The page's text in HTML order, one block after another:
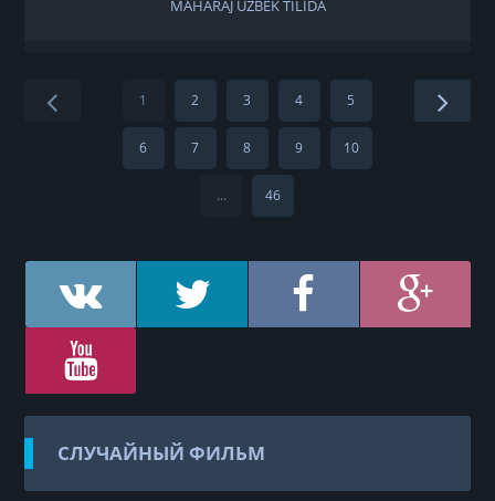
MAHARAJ UZBEK TILIDA
1 2 3 4 5
6 7 8 9 10
... 46
СЛУЧАЙНЫЙ ФИЛЬМ